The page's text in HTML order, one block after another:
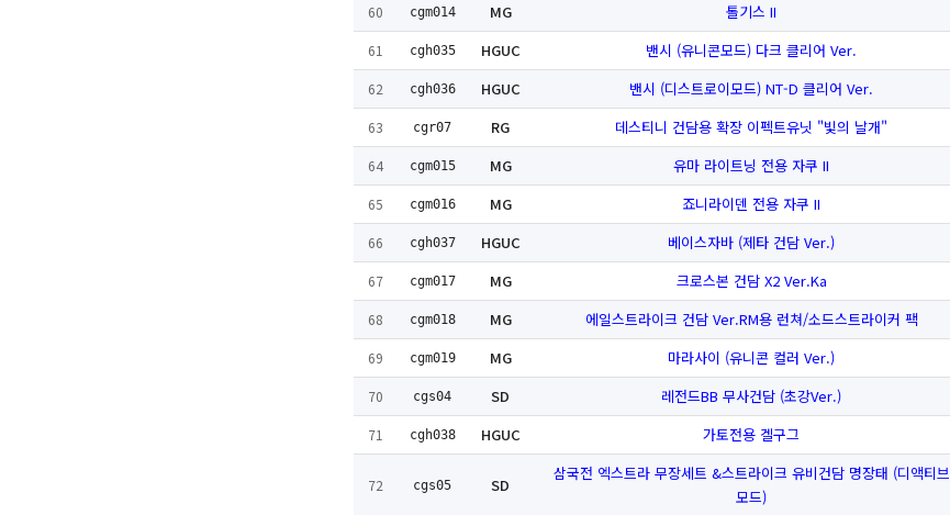
60 cgm014 MG 톨기스 II
61 cgh035 HGUC 밴시 (유니콘모드) 다크 클리어 Ver.
62 cgh036 HGUC 밴시 (디스트로이모드) NT-D 클리어 Ver.
63 cgr07 RG 데스티니 건담용 확장 이펙트유닛 "빛의 날개"
64 cgm015 MG 유마 라이트닝 전용 자쿠 II
65 cgm016 MG 죠니라이덴 전용 자쿠 II
66 cgh037 HGUC 베이스자바 (제타 건담 Ver.)
67 cgm017 MG 크로스본 건담 X2 Ver.Ka
68 cgm018 MG 에일스트라이크 건담 Ver.RM용 런쳐/소드스트라이커 팩
69 cgm019 MG 마라사이 (유니콘 컬러 Ver.)
70 cgs04 SD 레전드BB 무사건담 (초강Ver.)
71 cgh038 HGUC 가토전용 겔구그
72 cgs05 SD
삼국전 엑스트라 무장세트 &스트라이크 유비건담 명장태 (디액티브
모드)